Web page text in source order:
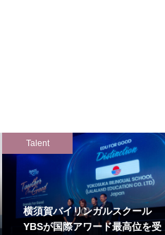
Talent
横須賀バイリンガルスクール
YBSが国際アワード最高位を受